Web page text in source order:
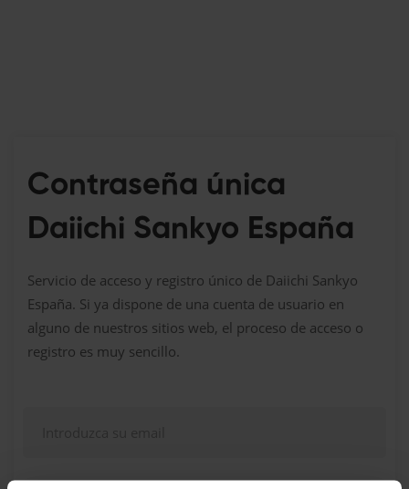
Contraseña única
Daiichi Sankyo España
Servicio de acceso y registro único de Daiichi Sankyo
España. Si ya dispone de una cuenta de usuario en
alguno de nuestros sitios web, el proceso de acceso o
registro es muy sencillo.